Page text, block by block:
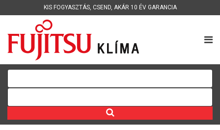
KIS FOGYASZTÁS, CSEND, AKÁR 10 ÉV GARANCIA